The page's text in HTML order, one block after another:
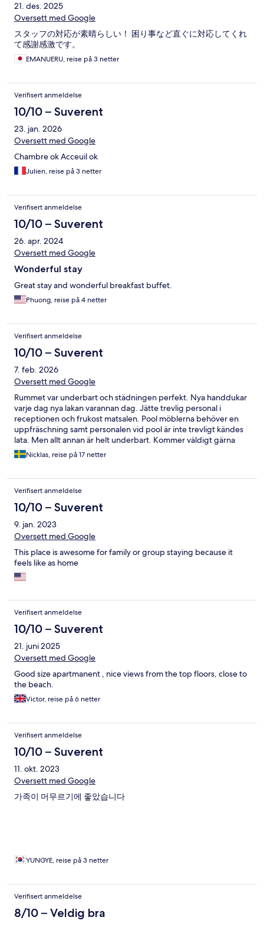
21. des. 2025
Oversett med Google
スタッフの対応が素晴らしい！ 困り事など直ぐに対応してくれ
て感謝感激です。
EMANUERU, reise på 3 netter
Verifisert anmeldelse
10/10 – Suverent
23. jan. 2026
Oversett med Google
Chambre ok Acceuil ok
Julien, reise på 3 netter
Verifisert anmeldelse
10/10 – Suverent
26. apr. 2024
Oversett med Google
Wonderful stay
Great stay and wonderful breakfast buffet.
Phuong, reise på 4 netter
Verifisert anmeldelse
10/10 – Suverent
7. feb. 2026
Oversett med Google
Rummet var underbart och städningen perfekt. Nya handdukar
varje dag nya lakan varannan dag. Jätte trevlig personal i
receptionen och frukost matsalen. Pool möblerna behöver en
uppfräschning samt personalen vid pool är inte trevligt kändes
lata. Men allt annan är helt underbart. Kommer väldigt gärna
tillbaka. Mvh Nicklas Nilsson
Nicklas, reise på 17 netter
Verifisert anmeldelse
10/10 – Suverent
9. jan. 2023
Oversett med Google
This place is awesome for family or group staying because it
feels like as home
Verifisert anmeldelse
10/10 – Suverent
21. juni 2025
Oversett med Google
Good size apartmanent , nice views from the top floors, close to
the beach.
Victor, reise på 6 netter
Verifisert anmeldelse
10/10 – Suverent
11. okt. 2023
Oversett med Google
가족이 머무르기에 좋았습니다
YUNGYE, reise på 3 netter
Verifisert anmeldelse
8/10 – Veldig bra